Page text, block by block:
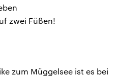
zwei Füßen!
zum Müggelsee ist es bei